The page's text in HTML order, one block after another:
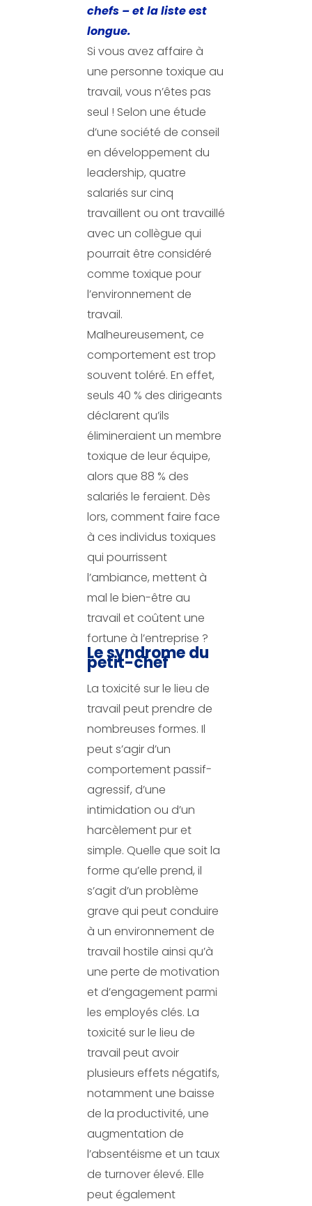
chefs – et la liste est
longue.
Si vous avez affaire à
une personne toxique au
travail, vous n’êtes pas
seul ! Selon une étude
d’une société de conseil
en développement du
leadership, quatre
salariés sur cinq
travaillent ou ont travaillé
avec un collègue qui
pourrait être considéré
comme toxique pour
l’environnement de
travail.
Malheureusement, ce
comportement est trop
souvent toléré. En effet,
seuls 40 % des dirigeants
déclarent qu’ils
élimineraient un membre
toxique de leur équipe,
alors que 88 % des
salariés le feraient. Dès
lors, comment faire face
à ces individus toxiques
qui pourrissent
l’ambiance, mettent à
mal le bien-être au
travail et coûtent une
fortune à l’entreprise ?
Le syndrome du
petit-chef
La toxicité sur le lieu de
travail peut prendre de
nombreuses formes. Il
peut s’agir d’un
comportement passif-
agressif, d’une
intimidation ou d’un
harcèlement pur et
simple. Quelle que soit la
forme qu’elle prend, il
s’agit d’un problème
grave qui peut conduire
à un environnement de
travail hostile ainsi qu’à
une perte de motivation
et d’engagement parmi
les employés clés. La
toxicité sur le lieu de
travail peut avoir
plusieurs effets négatifs,
notamment une baisse
de la productivité, une
augmentation de
l’absentéisme et un taux
de turnover élevé. Elle
peut également